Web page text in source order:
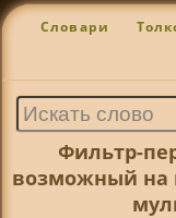
Словари
Фильтр-
возможный на